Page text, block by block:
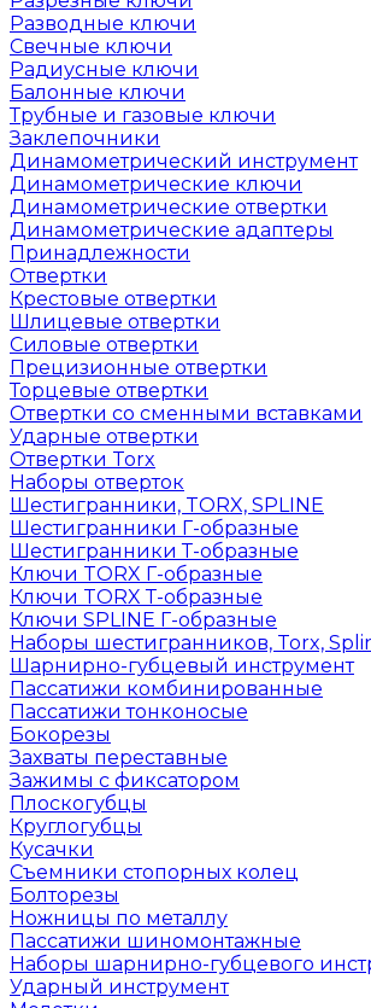
Разводные ключи
Свечные ключи
Радиусные ключи
Балонные ключи
Трубные и газовые ключи
Заклепочники
Динамометрический инструмент
Динамометрические ключи
Динамометрические отвертки
Динамометрические адаптеры
Принадлежности
Отвертки
Крестовые отвертки
Шлицевые отвертки
Силовые отвертки
Прецизионные отвертки
Торцевые отвертки
Отвертки со сменными вставками
Ударные отвертки
Отвертки Torx
Наборы отверток
Шестигранники, TORX, SPLINE
Шестигранники Г-образные
Шестигранники Т-образные
Ключи TORX Г-образные
Ключи TORX Т-образные
Ключи SPLINE Г-образные
Наборы шестигранников, Torx,
Шарнирно-губцевый инструмент
Пассатижи комбинированные
Пассатижи тонконосые
Бокорезы
Захваты переставные
Зажимы с фиксатором
Плоскогубцы
Круглогубцы
Кусачки
Съемники стопорных колец
Болторезы
Ножницы по металлу
Пассатижи шиномонтажные
Наборы шарнирно-губцевого
Ударный инструмент